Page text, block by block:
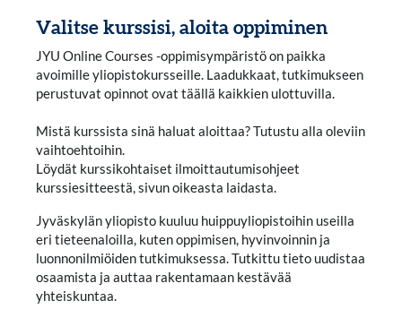
Valitse kurssisi, aloita oppiminen
JYU Online Courses -oppimisympäristö on paikka
avoimille yliopistokursseille. Laadukkaat, tutkimukseen
perustuvat opinnot ovat täällä kaikkien ulottuvilla.
Mistä kurssista sinä haluat aloittaa? Tutustu alla oleviin
vaihtoehtoihin.
Löydät kurssikohtaiset ilmoittautumisohjeet
kurssiesitteestä, sivun oikeasta laidasta.
Jyväskylän yliopisto kuuluu huippuyliopistoihin useilla
eri tieteenaloilla, kuten oppimisen, hyvinvoinnin ja
luonnonilmiöiden tutkimuksessa. Tutkittu tieto uudistaa
osaamista ja auttaa rakentamaan kestävää
yhteiskuntaa.